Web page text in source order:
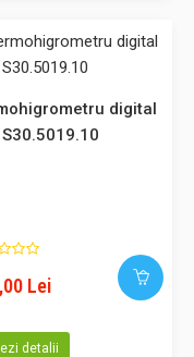
S30.5028
crescator,
argintiu. Afisare
digital
S30.5019.10
Lei
detalii